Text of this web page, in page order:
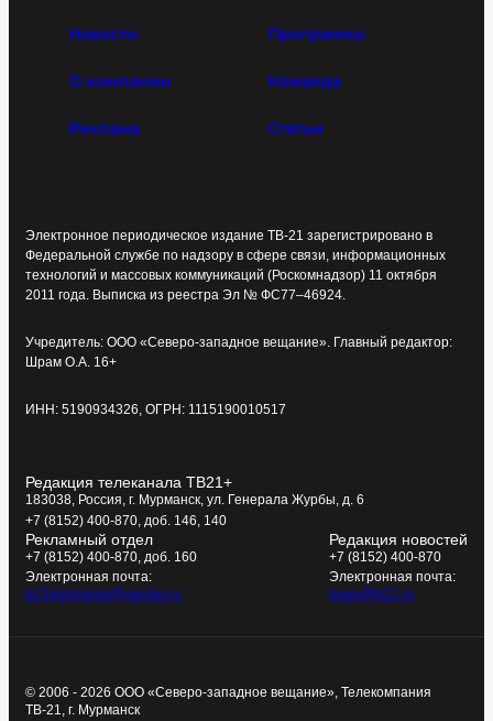
Новости Программы
О компании Команда
Реклама Статьи
Электронное периодическое издание ТВ-21 зарегистрировано в
Федеральной службе по надзору в сфере связи, информационных
технологий и массовых коммуникаций (Роскомнадзор) 11 октября
2011 года. Выписка из реестра Эл № ФС77–46924.
Учредитель: ООО «Северо-западное вещание». Главный редактор:
Шрам О.А. 16+
ИНН: 5190934326, ОГРН: 1115190010517
Редакция телеканала ТВ21+
183038, Россия, г. Мурманск, ул. Генерала Журбы, д. 6
+7 (8152) 400-870, доб. 146, 140
Рекламный отдел
+7 (8152) 400-870, доб. 160
Электронная почта:
tv21kompania@yandex.ru
Редакция новостей
+7 (8152) 400-870
Электронная почта:
news@tv21.ru
© 2006 - 2026 ООО «Северо-западное вещание», Телекомпания
ТВ-21, г. Мурманск